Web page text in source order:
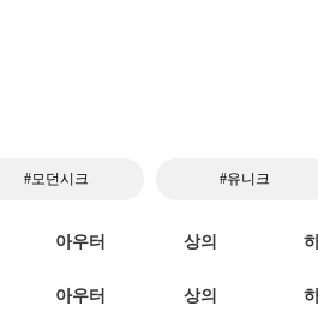
#모던시크 #유니크
아우터 상의
아우터 상의